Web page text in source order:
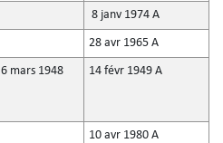
8 janv 1974 A
28 avr 1965 A
6 mars 1948 14 févr 1949 A
10 avr 1980 A